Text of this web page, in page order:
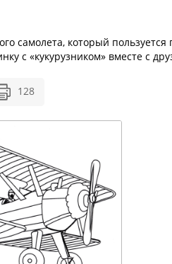
самолета, который
с «кукурузником» вместе с
128